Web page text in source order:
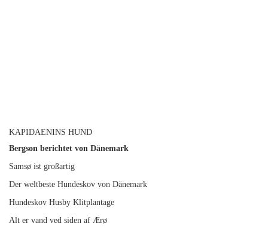
KAPIDAENINS HUND
Bergson berichtet von Dänemark
Samsø ist großartig
Der weltbeste Hundeskov von Dänemark
Hundeskov Husby Klitplantage
Alt er vand ved siden af Ærø